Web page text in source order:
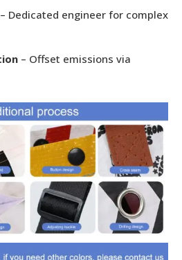
– Dedicated engineer for complex
– Offset emissions via